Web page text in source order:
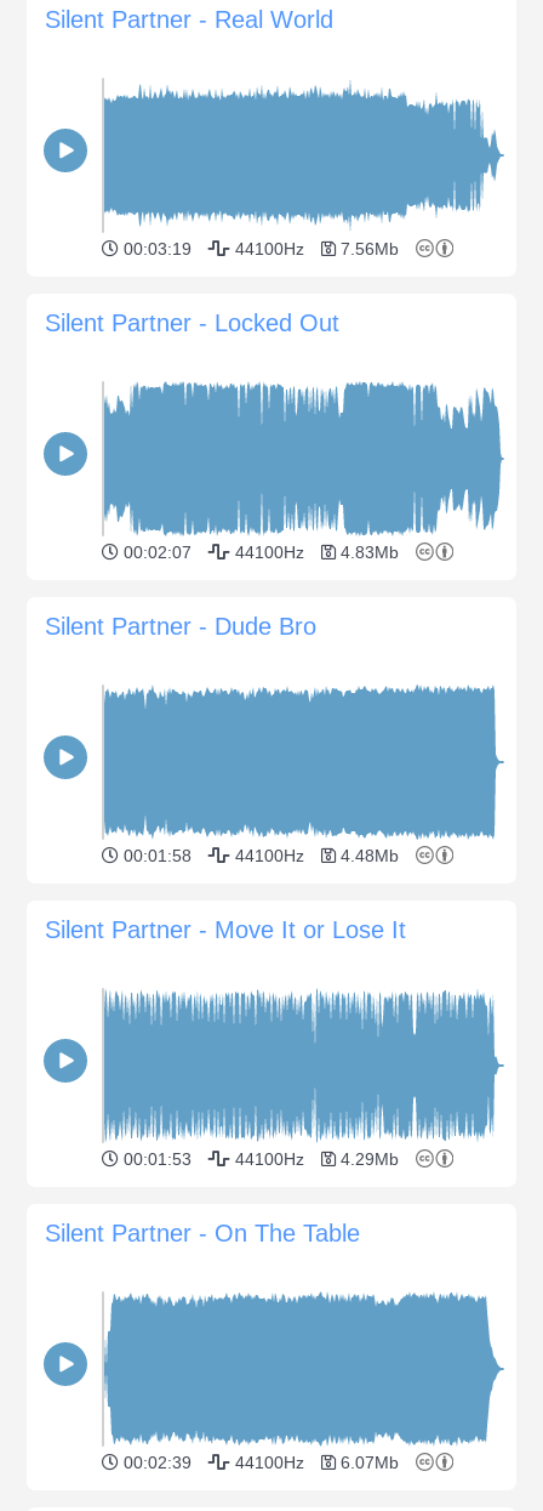
Silent Partner - Real World
00:03:19 44100Hz 7.56Mb
Silent Partner - Locked Out
00:02:07 44100Hz 4.83Mb
Silent Partner - Dude Bro
00:01:58 44100Hz 4.48Mb
Silent Partner - Move It or Lose It
00:01:53 44100Hz 4.29Mb
Silent Partner - On The Table
00:02:39 44100Hz 6.07Mb